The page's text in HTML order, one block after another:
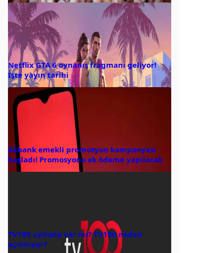
Netflix GTA 6 oynanış fragmanı geliyor!
İşte yayın tarihi
Akbank emekli promosyon kampanyası
başladı! Promosyona ek ödeme yapılacak
TV100 uyduda var mı? TV100 neden
açılmıyor?